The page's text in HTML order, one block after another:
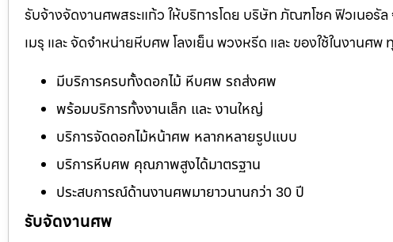
รับจ้างจัดงานศพสระแก้ว ให้บริการโดย บริษัท ภัณฑโชค ฟิวเนอ
เมรุ และ จัดจำหน่ายหีบศพ โลงเย็น พวงหรีด และ ของใช้ในงานศ
มีบริการครบทั้งดอกไม้ หีบศพ รถส่งศพ
พร้อมบริการทั้งงานเล็ก และ งานใหญ่
บริการจัดดอกไม้หน้าศพ หลากหลายรูปแบบ
บริการหีบศพ คุณภาพสูงได้มาตรฐาน
ประสบการณ์ด้านงานศพมายาวนานกว่า 30 ปี
รับจัดงานศพ